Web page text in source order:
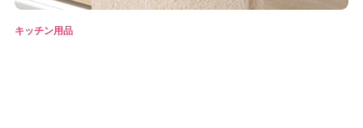
キッチン用品